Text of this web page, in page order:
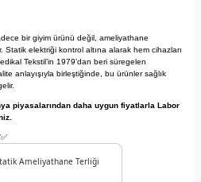
bir giyim ürünü değil, ameliyathane
Statik elektriği kontrol altına alarak hem cihazları
Tekstil’in 1979’dan beri süregelen
anlayışıyla birleştiğinde, bu ürünler sağlık
piyasalarından daha uygun fiyatlarla Labor